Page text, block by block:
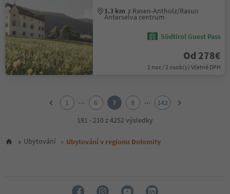
1.3 km z Rasen-Antholz/Rasun
Anterselva centrum
Südtirol Guest Pass
Od 278€
1 noc / 2 osob(y) Včetně DPH
6
1 ... 6 7 8 ...
142
181 - 210 z 4252 výsledky
Ubytování Ubytování v regionu Dolomity